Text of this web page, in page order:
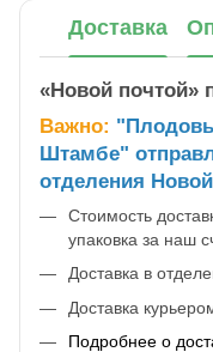
Доставка
«Новой почтой»
Важно:
Штамбе"
отделения
Стоимость
упаковка за наш
Доставка в
Доставка
Подробнее о